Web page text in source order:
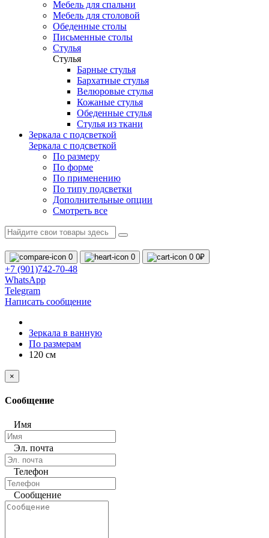
Мебель для спальни
Мебель для столовой
Обеденные столы
Письменные столы
Стулья
Стулья
Барные стулья
Бархатные стулья
Велюровые стулья
Кожаные стулья
Обеденные стулья
Стулья из ткани
Зеркала с подсветкой
Зеркала с подсветкой
По размеру
По форме
По применению
По типу подсветки
Дополнительные опции
Смотреть все
0 0 0 0₽
+7 (901)742-70-48
WhatsApp
Telegram
Написать сообщение
Зеркала в ванную
По размерам
120 см
×
Сообщение
Имя
Эл. почта
Телефон
Сообщение